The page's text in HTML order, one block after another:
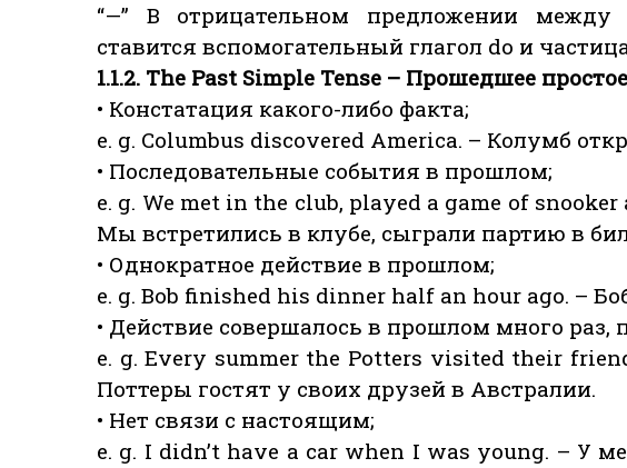
“—” В отрицательном предложении
ставится вспомогательный глагол do и
1.1.2. The Past Simple Tense – Прошедшее
• Констатация какого-либо факта;
e. g. Columbus discovered America. – Колумб
• Последовательные события в прошлом;
e. g. We met in the club, played a game of
Мы встретились в клубе, сыграли партию в
• Однократное действие в прошлом;
e. g. Bob finished his dinner half an hour ago. –
• Действие совершалось в прошлом много раз,
e. g. Every summer the Potters visited their
Поттеры гостят у своих друзей в Австралии.
• Нет связи с настоящим;
e. g. I didn’t have a car when I was young. – У